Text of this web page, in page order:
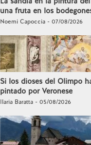
una fruta en los
Noemi Capoccia - 07/08/2026
Si los dioses del Olimpo
pintado por Veronese
Ilaria Baratta - 05/08/2026